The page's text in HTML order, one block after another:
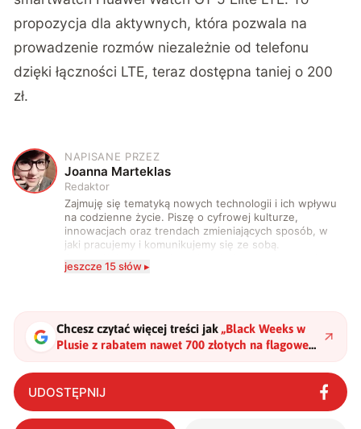
propozycja dla aktywnych, która pozwala na
prowadzenie rozmów niezależnie od telefonu
dzięki łączności LTE, teraz dostępna taniej o 200
zł.
J
NAPISANE PRZEZ
Joanna Marteklas
Redaktor
Zajmuję się tematyką nowych technologii i ich wpływu
na codzienne życie. Piszę o cyfrowej kulturze,
innowacjach oraz trendach zmieniających sposób, w
jaki pracujemy i komunikujemy się ze sobą.
Szczególnie interesuje mnie relacja między rozwojem
technologii a współczesną popkulturą. W wolnych
jeszcze 15 słów ▸
Chcesz czytać więcej treści jak „Black Weeks w
Plusie z rabatem nawet 700 złotych na flagowe
smartfony"?
UDOSTĘPNIJ